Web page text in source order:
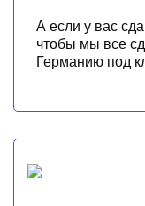
А если у вас
чтобы мы все
Германию под